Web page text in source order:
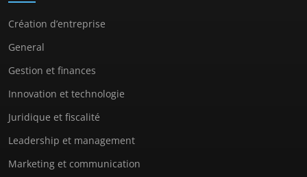
Création d’entreprise
General
Gestion et finances
Innovation et technologie
Juridique et fiscalité
Leadership et management
Marketing et communication